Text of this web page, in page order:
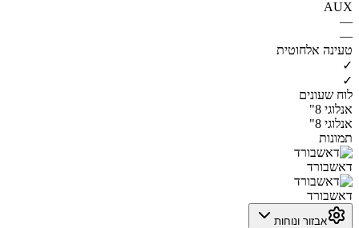
AUX
—
—
טעינה אלחוטית
✓
✓
לוח שעונים
אנלוגי 8"
אנלוגי 8"
תמונות
דאשבורד
דאשבורד
אבזור ונוחות